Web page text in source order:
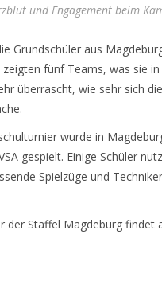
und Engagement beim
Grundschüler aus
zeigten fünf Teams, was sie
überrascht, wie sehr sich
wurde in
gespielt. Einige Schüler
Spielzüge und
der Staffel Magdeburg findet